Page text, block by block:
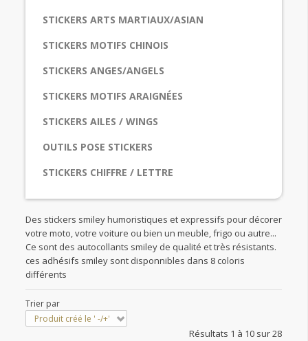
STICKERS ARTS MARTIAUX/ASIAN
STICKERS MOTIFS CHINOIS
STICKERS ANGES/ANGELS
STICKERS MOTIFS ARAIGNÉES
STICKERS AILES / WINGS
OUTILS POSE STICKERS
STICKERS CHIFFRE / LETTRE
Des stickers smiley humoristiques et expressifs pour décorer
votre moto, votre voiture ou bien un meuble, frigo ou autre...
Ce sont des autocollants smiley de qualité et très résistants.
ces adhésifs smiley sont disponnibles dans 8 coloris
différents
Trier par
Produit créé le ' -/+'
Résultats 1 à 10 sur 28